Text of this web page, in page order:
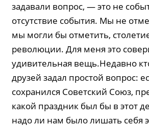
задавали вопрос, — это не
отсутствие события. Мы не
мы могли бы отметить,
революции. Для меня это
удивительная вещь.Недавно
друзей задал простой вопрос:
сохранился Советский Союз,
какой праздник был бы в этот
надо ли нам было лишать себя